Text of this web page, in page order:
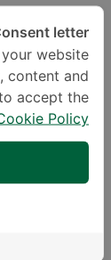
الموقع*
سؤالك*
letter.
website
content and
accept the
Policy